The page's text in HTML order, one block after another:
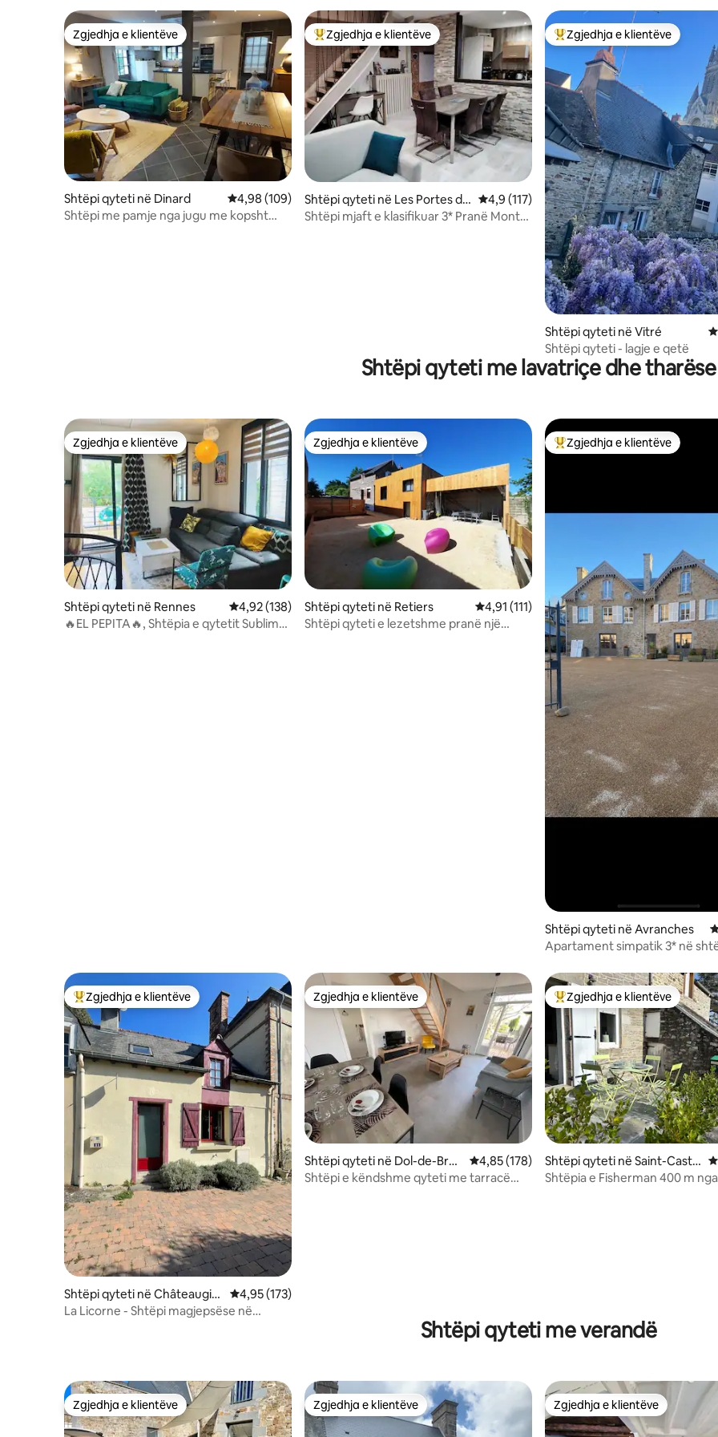
Zgjedhja e klientëve
Zgjedhja e klientëve
Shtëpi qyteti në Dinard Vlerësimi mesatar 4,98 nga 5, 109 vlerësime
4,98 (109)
Shtëpi me pamje nga jugu me kopsht
Më të mirat e zgjedhjeve të klientëve
Zgjedhja e klientëve
Shtëpi qyteti në Les Portes du
Coglais
Vlerësimi mesatar 4,9 nga 5, 117 vlerësime
4,9 (117)
Shtëpi mjaft e klasifikuar 3* Pranë Mont
Më të mirat e zgjedhjeve të
Zgjedhja e klientëve
Shtëpi qyteti në Vitré
Shtëpi qyteti - lagje e qetë
Shtëpi qyteti me lavatriçe dhe tharëse
Zgjedhja e klientëve
Zgjedhja e klientëve
Shtëpi qyteti në Rennes Vlerësimi mesatar 4,92 nga 5, 138 vlerësime
4,92 (138)
🔥EL PEPITA🔥, Shtëpia e qytetit Sublime,
Zgjedhja e klientëve
Zgjedhja e klientëve
Shtëpi qyteti në Retiers Vlerësimi mesatar 4,91 nga 5, 111 vlerësime
4,91 (111)
Shtëpi qyteti e lezetshme pranë një
Më të mirat e zgjedhjeve të
Zgjedhja e klientëve
Shtëpi qyteti në Avranches
Apartament simpatik 3* në
Më të mirat e zgjedhjeve të klientëve
Zgjedhja e klientëve
Shtëpi qyteti në Châteaugiro
n
Vlerësimi mesatar 4,95 nga 5, 173 vlerësime
4,95 (173)
La Licorne - Shtëpi magjepsëse në
Zgjedhja e klientëve
Zgjedhja e klientëve
Shtëpi qyteti në Dol-de-Bret
agne
Vlerësimi mesatar 4,85 nga 5, 178 vlerësime
4,85 (178)
Shtëpi e këndshme qyteti me tarracë
Më të mirat e zgjedhjeve të
Zgjedhja e klientëve
Shtëpi qyteti në Saint-Cast-l
e-Guildo
Shtëpia e Fisherman 400 m
Shtëpi qyteti me verandë
Zgjedhja e klientëve
Zgjedhja e klientëve Zgjedhja e klientëve
Zgjedhja e klientëve Zgjedhja e klientëve
Zgjedhja e klientëve